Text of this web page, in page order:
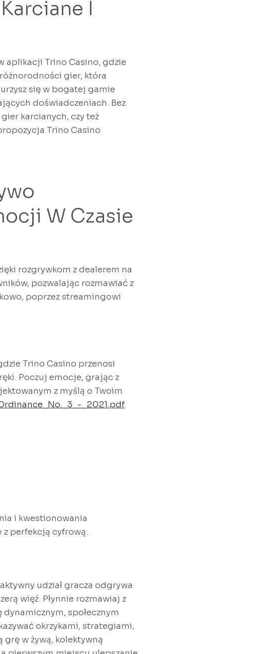
I
aplikacji Trino Casino, gdzie
gier, która
się w bogatej gamie
doświadczeniach. Bez
karcianych, czy też
Trino Casino
W Czasie
rozgrywkom z dealerem na
pozwalając rozmawiać z
poprzez streamingowi
Trino Casino przenosi
Poczuj emocje, grając z
z myślą o Twoim
_2021.pdf
i kwestionowania
z perfekcją cyfrową.
udział gracza odgrywa
więź. Płynnie rozmawiaj z
społecznym
okrzykami, strategiami,
w żywą, kolektywną